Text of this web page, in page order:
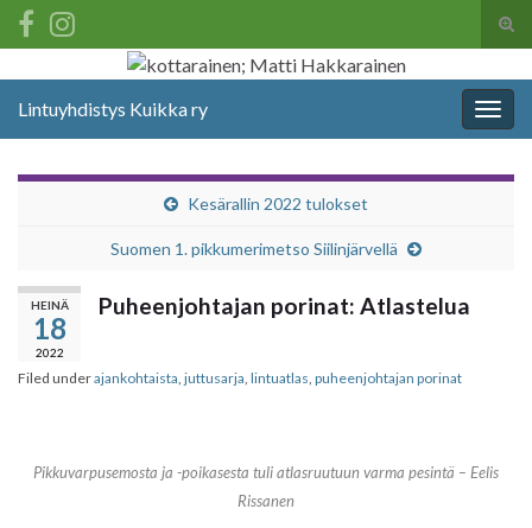
Search for:
Lintuyhdistys Kuikka ry
Kesärallin 2022 tulokset
Suomen 1. pikkumerimetso Siilinjärvellä
HEINÄ
18
2022
Puheenjohtajan porinat: Atlastelua
Filed underajankohtaista juttusarja lintuatlas puheenjohtajan porinat
Pikkuvarpusemosta ja -poikasesta tuli atlasruutuun varma pesintä – Eelis
Rissanen